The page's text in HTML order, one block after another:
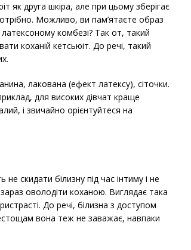
як друга шкіра, але при цьому зберігає
Можливо, ви пам’ятаєте образ
комбезі? Так от, такий
коханій кетсьюіт. До речі, такий
лакована (ефект латексу), сіточки.
для високих дівчат краще
і звичайно орієнтуйтеся на
скидати білизну під час інтиму і не
оволодіти коханою. Виглядає така
До речі, білизна з доступом
вона теж не заважає, навпаки